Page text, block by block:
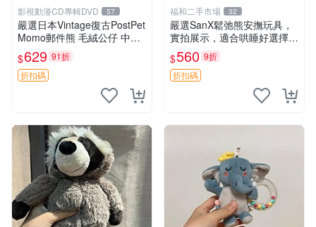
影視動漫CD專輯DVD 57
嚴選日本Vintage復古PostPet
Momo郵件熊 毛絨公仔 中古
玩偶 快遞包到 默認次日達 po
stpet momo 玩具 玩偶
$629 91折
折扣碼
福和二手市場 32
嚴選SanX鬆弛熊安撫玩具，
實拍展示，適合哄睡好選擇
電腦玩具 安撫用品
$560 9折
折扣碼